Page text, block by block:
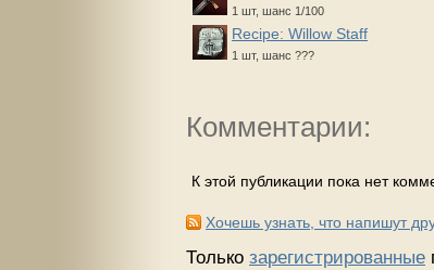
1 шт, шанс 1/100
Recipe: Willow Staff
1 шт, шанс ???
Комментарии:
К этой публикации пока нет
Хочешь узнать, что напишут
Только зарегистрированные